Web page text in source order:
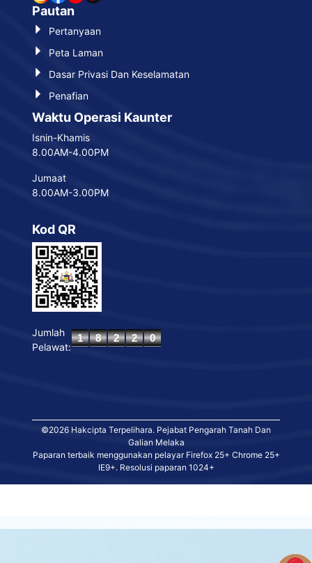
Pautan
Pertanyaan
Peta Laman
Dasar Privasi Dan Keselamatan
Penafian
Waktu Operasi Kaunter
Isnin-Khamis
8.00AM-4.00PM
Jumaat
8.00AM-3.00PM
Kod QR
Jumlah
Pelawat:
©2026 Hakcipta Terpelihara. Pejabat Pengarah Tanah Dan
Galian Melaka
Paparan terbaik menggunakan pelayar Firefox 25+ Chrome 25+
IE9+. Resolusi paparan 1024+